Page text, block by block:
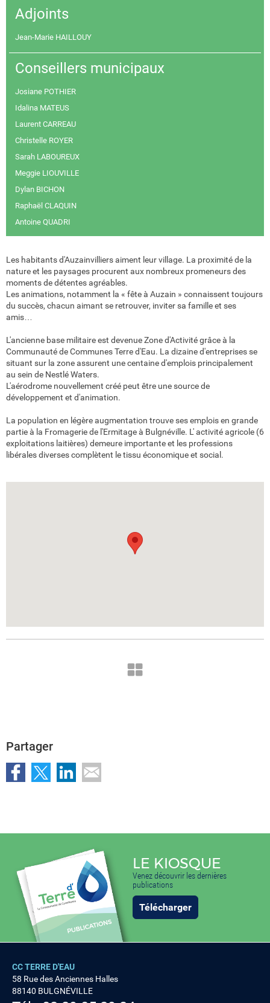
Adjoints
Jean-Marie HAILLOUY
Conseillers municipaux
Josiane POTHIER
Idalina MATEUS
Laurent CARREAU
Christelle ROYER
Sarah LABOUREUX
Meggie LIOUVILLE
Dylan BICHON
Raphaël CLAQUIN
Antoine QUADRI
Les habitants d'Auzainvilliers aiment leur village. La proximité de la
nature et les paysages procurent aux nombreux promeneurs des
moments de détentes agréables.
Les animations, notamment la « fête à Auzain » connaissent toujours
du succès, chacun aimant se retrouver, inviter sa famille et ses
amis…
L'ancienne base militaire est devenue Zone d'Activité grâce à la
Communauté de Communes Terre d'Eau. La dizaine d'entreprises se
situant sur la zone assurent une centaine d'emplois principalement
au sein de Nestlé Waters.
L'aérodrome nouvellement créé peut être une source de
développement et d'animation.
La population en légère augmentation trouve ses emplois en grande
partie à la Fromagerie de l'Ermitage à Bulgnéville. L' activité agricole (6
exploitations laitières) demeure importante et les professions
libérales diverses complètent le tissu économique et social.
Partager
LE KIOSQUE
Venez découvrir les dernières
publications
Télécharger
CC TERRE D'EAU
58 Rue des Anciennes Halles
88140 BULGNÉVILLE